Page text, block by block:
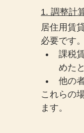
1. 調整計
居住用賃
必要です。
課税
めた
他の
これらの
ます。